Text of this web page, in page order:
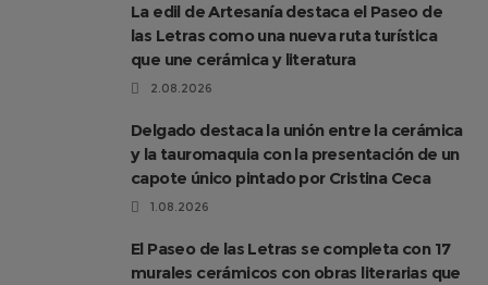
La edil de Artesanía destaca el Paseo de
las Letras como una nueva ruta turística
que une cerámica y literatura
2.08.2026
Delgado destaca la unión entre la cerámica
y la tauromaquia con la presentación de un
capote único pintado por Cristina Ceca
1.08.2026
El Paseo de las Letras se completa con 17
murales cerámicos con obras literarias que